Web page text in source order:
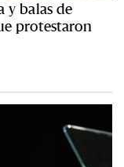
y balas de
protestaron